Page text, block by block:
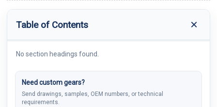
Table of Contents
No section headings found.
Need custom gears?
Send drawings, samples, OEM numbers, or technical
requirements.